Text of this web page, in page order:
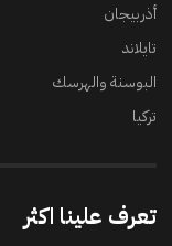
أذربيجان
تايلاند
البوسنة والهرسك
تركيا
تعرف علينا اكثر